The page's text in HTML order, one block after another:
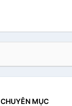
CHUYÊN MỤC